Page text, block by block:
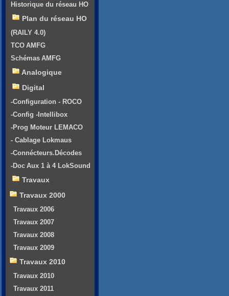
Historique du réseau HO
Plan du réseau HO
(RAILY 4.0)
TCO AMFG
Schémas AMFG
Analogique
Digital
-Configuration - ROCO
-Config -Intellibox
-Prog Moteur LEMACO
- Cablage Lokmaus
-Connécteurs.Décodes
-Doc Aux 1 à 4 LokSound
Travaux
Travaux 2000
Travaux 2006
Travaux 2007
Travaux 2008
Travaux 2009
Travaux 2010
Travaux 2010
Travaux 2011